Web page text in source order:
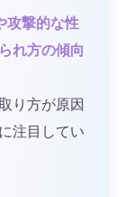
攻撃的な性
れ方の傾向
り方が原因
注目してい